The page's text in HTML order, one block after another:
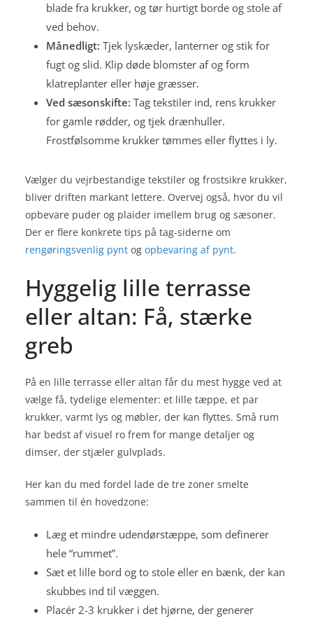
blade fra krukker, og tør hurtigt borde og stole af
ved behov.
Månedligt: Tjek lyskæder, lanterner og stik for
fugt og slid. Klip døde blomster af og form
klatreplanter eller høje græsser.
Ved sæsonskifte: Tag tekstiler ind, rens krukker
for gamle rødder, og tjek drænhuller.
Frostfølsomme krukker tømmes eller flyttes i ly.
Vælger du vejrbestandige tekstiler og frostsikre krukker,
bliver driften markant lettere. Overvej også, hvor du vil
opbevare puder og plaider imellem brug og sæsoner.
Der er flere konkrete tips på tag-siderne om
rengøringsvenlig pynt og opbevaring af pynt.
Hyggelig lille terrasse
eller altan: Få, stærke
greb
På en lille terrasse eller altan får du mest hygge ved at
vælge få, tydelige elementer: et lille tæppe, et par
krukker, varmt lys og møbler, der kan flyttes. Små rum
har bedst af visuel ro frem for mange detaljer og
dimser, der stjæler gulvplads.
Her kan du med fordel lade de tre zoner smelte
sammen til én hovedzone:
Læg et mindre udendørstæppe, som definerer
hele “rummet”.
Sæt et lille bord og to stole eller en bænk, der kan
skubbes ind til væggen.
Placér 2-3 krukker i det hjørne, der generer